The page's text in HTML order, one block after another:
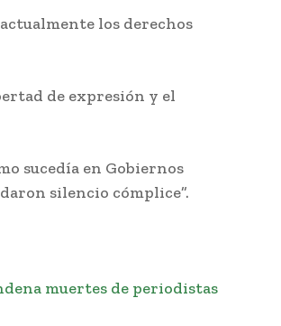
actualmente los derechos
de expresión y el
sucedía en Gobiernos
silencio cómplice”.
muertes de periodistas